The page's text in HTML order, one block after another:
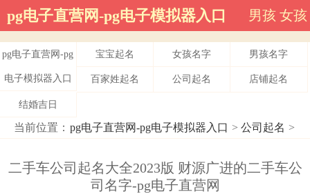
pg电子直营网-pg电子模拟器入口 男孩 女孩
pg电子直营网-pg
电子模拟器入口
宝宝起名 女孩名字 男孩名字
百家姓起名 公司起名 店铺起名
结婚吉日
当前位置： pg电子直营网-pg电子模拟器入口 > 公司起名 >
二手车公司起名大全2023版 财源广进的二手车公
司名字-pg电子直营网